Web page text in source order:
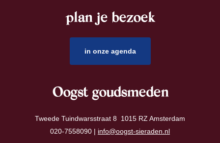
plan je bezoek
in onze agenda
Oogst goudsmeden
Tweede Tuindwarsstraat 8 1015 RZ Amsterdam
020-7558090 | info@oogst-sieraden.nl